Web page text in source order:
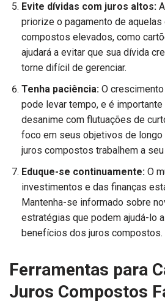
Evite dívidas com juros altos:
priorize o pagamento de aquelas
compostos elevados, como
ajudará a evitar que sua dívida
torne difícil de gerenciar.
Tenha paciência: O
pode levar tempo, e é
desanime com flutuações de
foco em seus objetivos de
juros compostos trabalhem a seu
Eduque-se continuamente: O
investimentos e das finanças
Mantenha-se informado sobre
estratégias que podem ajudá-lo
benefícios dos juros compostos.
Ferramentas para
Juros Compostos